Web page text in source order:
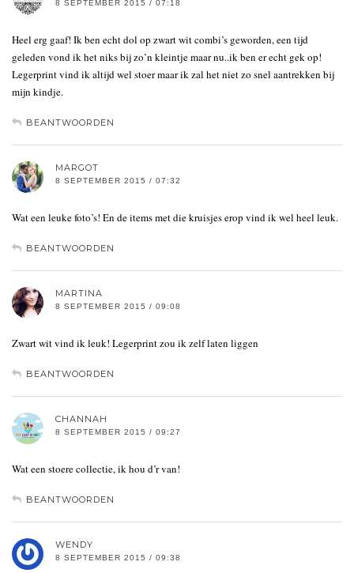
8 SEPTEMBER 2015 / 07:18
Heel erg gaaf! Ik ben echt dol op zwart wit combi’s geworden, een tijd
geleden vond ik het niks bij zo’n kleintje maar nu..ik ben er echt gek op!
Legerprint vind ik altijd wel stoer maar ik zal het niet zo snel aantrekken bij
mijn kindje.
BEANTWOORDEN
MARGOT
8 SEPTEMBER 2015 / 07:32
Wat een leuke foto’s! En de items met die kruisjes erop vind ik wel heel leuk.
BEANTWOORDEN
MARTINA
8 SEPTEMBER 2015 / 09:08
Zwart wit vind ik leuk! Legerprint zou ik zelf laten liggen
BEANTWOORDEN
CHANNAH
8 SEPTEMBER 2015 / 09:27
Wat een stoere collectie, ik hou d’r van!
BEANTWOORDEN
WENDY
8 SEPTEMBER 2015 / 09:38